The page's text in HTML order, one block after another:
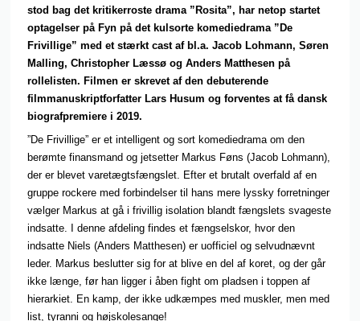
stod bag det kritikerroste drama ”Rosita”, har netop startet
optagelser på Fyn på det kulsorte komediedrama ”De
Frivillige” med et stærkt cast af bl.a. Jacob Lohmann, Søren
Malling, Christopher Læssø og Anders Matthesen på
rollelisten. Filmen er skrevet af den debuterende
filmmanuskriptforfatter Lars Husum og forventes at få dansk
biografpremiere i 2019.
”De Frivillige” er et intelligent og sort komediedrama om den
berømte finansmand og jetsetter Markus Føns (Jacob Lohmann),
der er blevet varetægtsfængslet. Efter et brutalt overfald af en
gruppe rockere med forbindelser til hans mere lyssky forretninger
vælger Markus at gå i frivillig isolation blandt fængslets svageste
indsatte. I denne afdeling findes et fængselskor, hvor den
indsatte Niels (Anders Matthesen) er uofficiel og selvudnævnt
leder. Markus beslutter sig for at blive en del af koret, og der går
ikke længe, før han ligger i åben fight om pladsen i toppen af
hierarkiet. En kamp, der ikke udkæmpes med muskler, men med
list, tyranni og højskolesange!